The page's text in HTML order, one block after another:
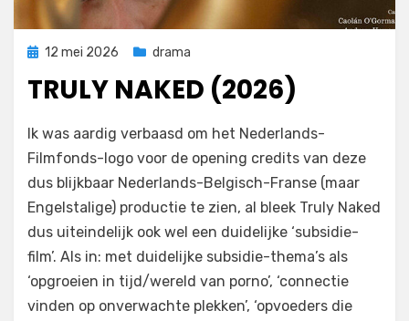
Geplaatst
12 mei 2026 drama
TRULY NAKED (2026)
Filmofiel.nl
Ik was aardig verbaasd om het Nederlands-
Filmfonds-logo voor de opening credits van deze
dus blijkbaar Nederlands-Belgisch-Franse (maar
Engelstalige) productie te zien, al bleek Truly Naked
dus uiteindelijk ook wel een duidelijke ‘subsidie-
film’. Als in: met duidelijke subsidie-thema’s als
‘opgroeien in tijd/wereld van porno’, ‘connectie
vinden op onverwachte plekken’, ‘opvoeders die